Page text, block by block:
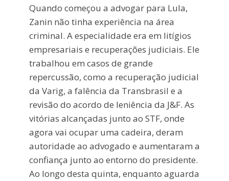
Quando começou a advogar para Lula,
Zanin não tinha experiência na área
criminal. A especialidade era em litígios
empresariais e recuperações judiciais. Ele
trabalhou em casos de grande
repercussão, como a recuperação judicial
da Varig, a falência da Transbrasil e a
revisão do acordo de leniência da J&F. As
vitórias alcançadas junto ao STF, onde
agora vai ocupar uma cadeira, deram
autoridade ao advogado e aumentaram a
confiança junto ao entorno do presidente.
Ao longo desta quinta, enquanto aguarda